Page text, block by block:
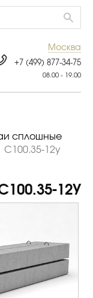
Москва
+7 (499) 877-34-75
08.00 - 19.00
сплошные
С100.35-12у
12У